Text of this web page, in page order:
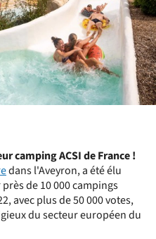
camping ACSI de France !
dans l'Aveyron, a été élu
de 10 000 campings
avec plus de 50 000 votes,
du secteur européen du